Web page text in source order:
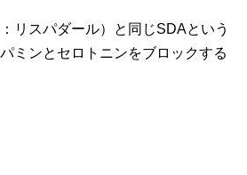
リスパダール）と同じSDAという
ミンとセロトニンをブロックする